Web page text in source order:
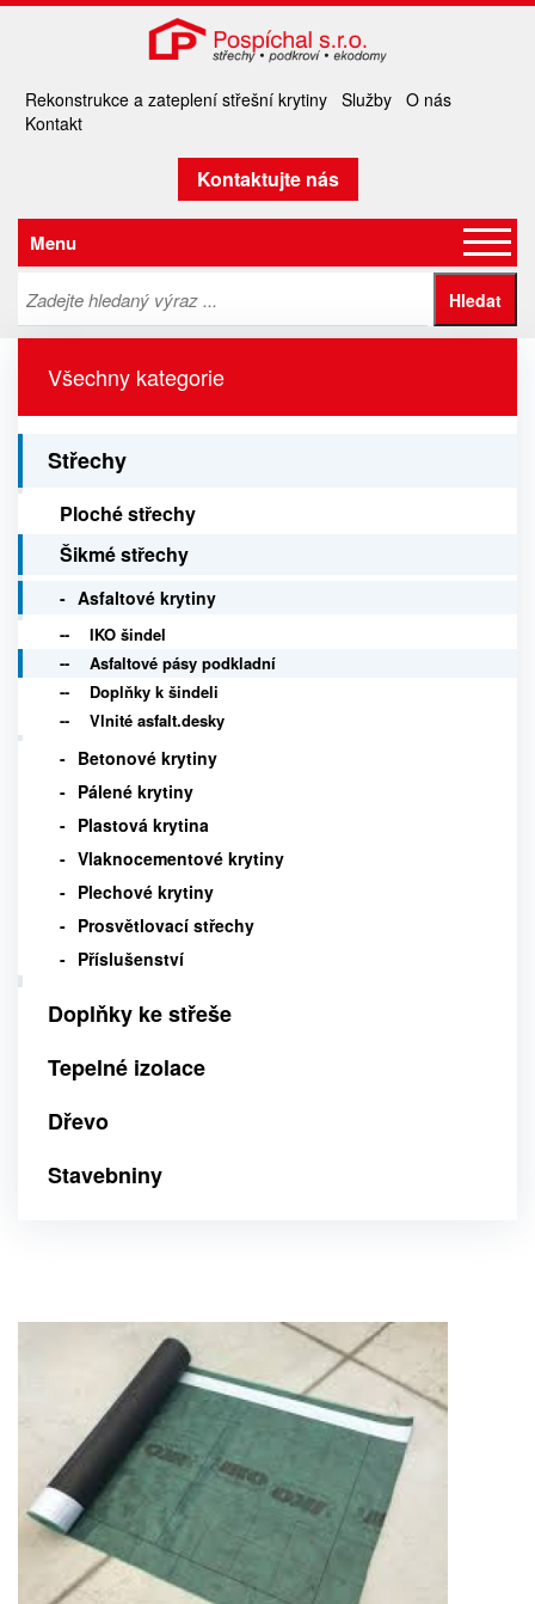
Rekonstrukce a zateplení střešní krytiny Služby O nás
Kontakt
Kontaktujte nás
Menu
Všechny kategorie
Střechy
Ploché střechy
Šikmé střechy
Asfaltové krytiny
IKO šindel
Asfaltové pásy podkladní
Doplňky k šindeli
Vlnité asfalt.desky
Betonové krytiny
Pálené krytiny
Plastová krytina
Vlaknocementové krytiny
Plechové krytiny
Prosvětlovací střechy
Příslušenství
Doplňky ke střeše
Tepelné izolace
Dřevo
Stavebniny